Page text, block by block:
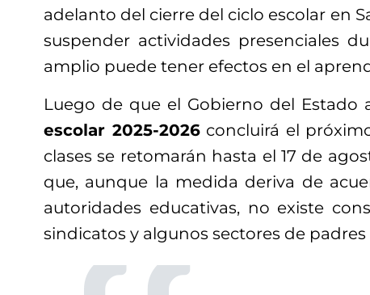
adelanto del cierre del ciclo escolar en
suspender actividades presenciales
amplio puede tener efectos en el
Luego de que el Gobierno del Estado
escolar 2025-2026concluirá el
clases se retomarán hasta el 17 de
que, aunque la medida deriva de
autoridades educativas, no existe
sindicatos y algunos sectores de padres